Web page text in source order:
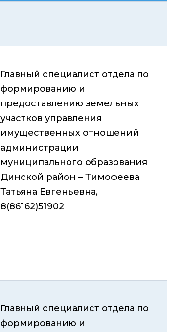
Главный специалист отдела по
формированию и
предоставлению земельных
участков управления
имущественных отношений
администрации
муниципального образования
Динской район – Тимофеева
Татьяна Евгеньевна,
8(86162)51902
Главный специалист отдела по
формированию и